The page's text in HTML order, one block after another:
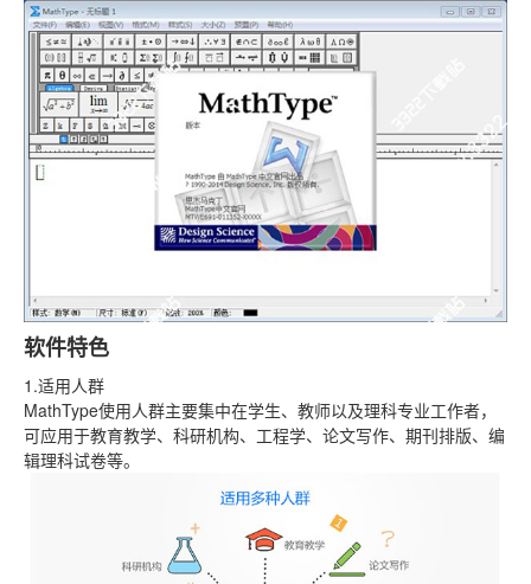
软件特色
1.适用人群
MathType使用人群主要集中在学生、教师以及理科专业工作者，
可应用于教育教学、科研机构、工程学、论文写作、期刊排版、编
辑理科试卷等。